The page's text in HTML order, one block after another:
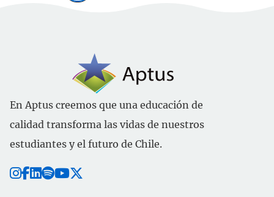
En Aptus creemos que una educación de
calidad transforma las vidas de nuestros
estudiantes y el futuro de Chile.